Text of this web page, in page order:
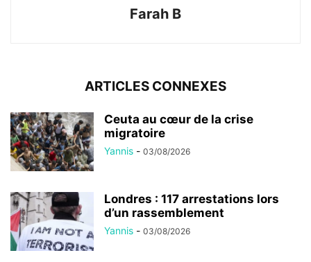
Farah B
ARTICLES CONNEXES
Ceuta au cœur de la crise
migratoire
Yannis - 03/08/2026
Londres : 117 arrestations lors
d’un rassemblement
Yannis - 03/08/2026